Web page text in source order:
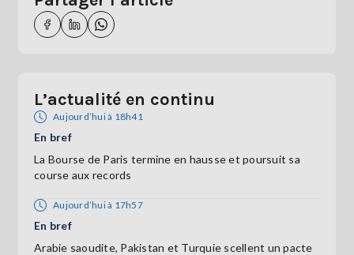
L’actualité en continu
Aujourd’hui à 18h41
En bref
La Bourse de Paris termine en hausse et poursuit sa
course aux records
Aujourd’hui à 17h57
En bref
Arabie saoudite, Pakistan et Turquie scellent un pacte